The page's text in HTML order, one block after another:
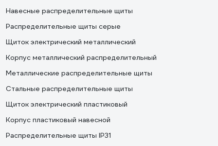
Навесные распределительные щиты
Распределительные щиты серые
Щиток электрический металлический
Корпус металлический распределительный
Металлические распределительные щиты
Стальные распределительные щиты
Щиток электрический пластиковый
Корпус пластиковый навесной
Распределительные щиты IP31